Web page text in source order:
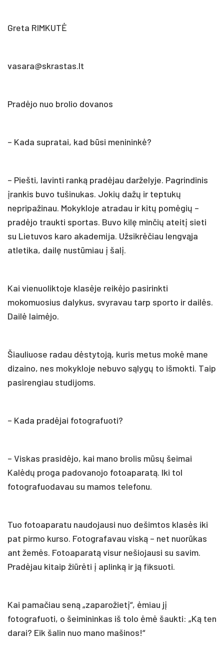
Greta RIMKUTĖ
vasara@skrastas.lt
Pradėjo nuo brolio dovanos
– Kada supratai, kad būsi menininkė?
– Piešti, lavinti ranką pradėjau darželyje. Pagrindinis
įrankis buvo tušinukas. Jokių dažų ir teptukų
nepripažinau. Mokykloje atradau ir kitų pomėgių –
pradėjo traukti sportas. Buvo kilę minčių ateitį sieti
su Lietuvos karo akademija. Užsikrėčiau lengvąja
atletika, dailę nustūmiau į šalį.
Kai vienuoliktoje klasėje reikėjo pasirinkti
mokomuosius dalykus, svyravau tarp sporto ir dailės.
Dailė laimėjo.
Šiauliuose radau dėstytoją, kuris metus mokė mane
dizaino, nes mokykloje nebuvo sąlygų to išmokti. Taip
pasirengiau studijoms.
– Kada pradėjai fotografuoti?
– Viskas prasidėjo, kai mano brolis mūsų šeimai
Kalėdų proga padovanojo fotoaparatą. Iki tol
fotografuodavau su mamos telefonu.
Tuo fotoaparatu naudojausi nuo dešimtos klasės iki
pat pirmo kurso. Fotografavau viską – net nuorūkas
ant žemės. Fotoaparatą visur nešiojausi su savim.
Pradėjau kitaip žiūrėti į aplinką ir ją fiksuoti.
Kai pamačiau seną „zaparožietį“, ėmiau jį
fotografuoti, o šeimininkas iš tolo ėmė šaukti: „Ką ten
darai? Eik šalin nuo mano mašinos!“